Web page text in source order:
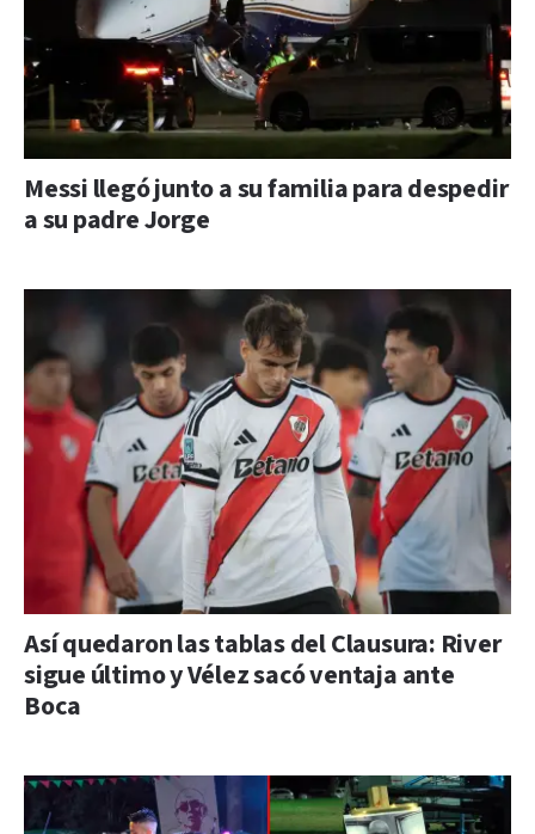
Messi llegó junto a su familia para despedir
a su padre Jorge
Así quedaron las tablas del Clausura: River
sigue último y Vélez sacó ventaja ante
Boca